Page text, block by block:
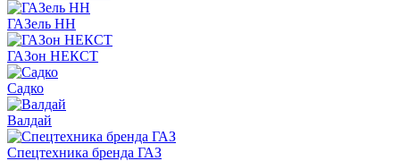
ГАЗель НН
ГАЗон НЕКСТ
Садко
Валдай
Спецтехника бренда ГАЗ